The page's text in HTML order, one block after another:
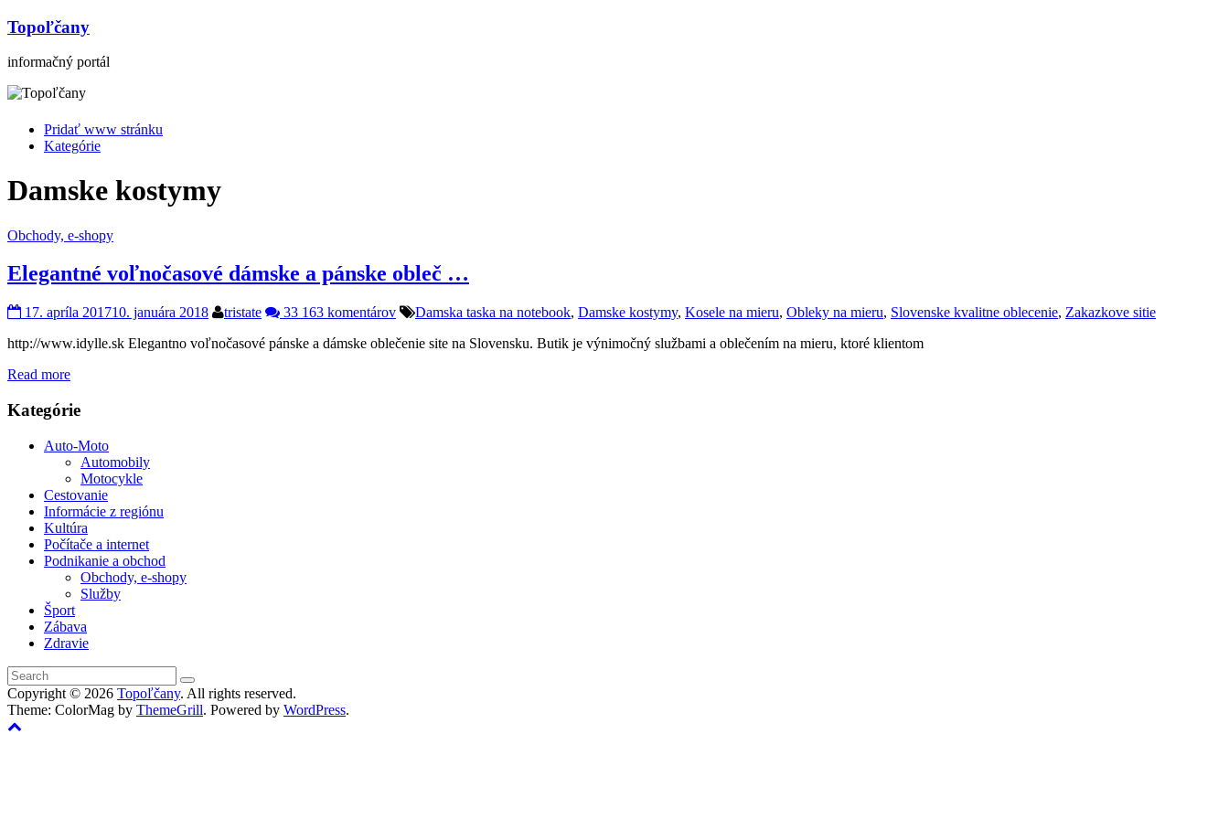
Topoľčany
informačný portál
Pridať www stránku
Kategórie
Damske kostymy
Obchody, e-shopy
Elegantné voľnočasové dámske a pánske obleč …
17. apríla 201710. januára 2018 tristate 33 163 komentárov Damska taska na notebook, Damske kostymy, Kosele na mieru, Obleky na mieru, Slovenske kvalitne oblecenie, Zakazkove sitie
http://www.idylle.sk Elegantno voľnočasové pánske a dámske oblečenie site na Slovensku. Butik je výnimočný službami a oblečením na mieru, ktoré klientom
Read more
Kategórie
Auto-Moto
Automobily
Motocykle
Cestovanie
Informácie z regiónu
Kultúra
Počítače a internet
Podnikanie a obchod
Obchody, e-shopy
Služby
Šport
Zábava
Zdravie
Copyright © 2026 Topoľčany. All rights reserved.
Theme: ColorMag by ThemeGrill. Powered by WordPress.